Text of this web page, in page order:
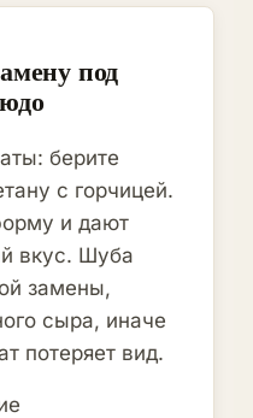
под
берите
с горчицей.
и дают
вкус. Шуба
замены,
сыра, иначе
потеряет вид.